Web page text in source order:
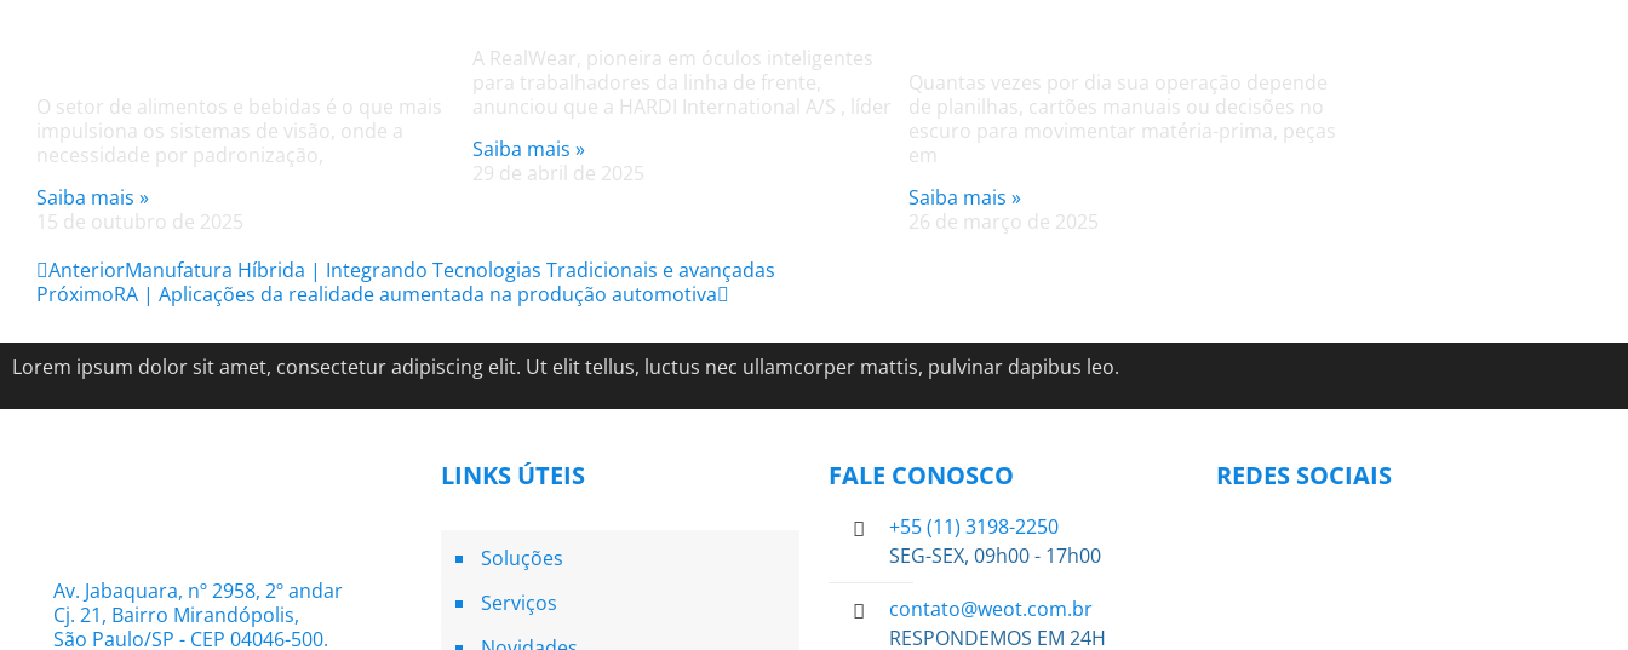
O setor de alimentos e bebidas é o que mais
impulsiona os sistemas de visão, onde a
necessidade por padronização,
Saiba mais »
15 de outubro de 2025
A RealWear, pioneira em óculos inteligentes
para trabalhadores da linha de frente,
anunciou que a HARDI International A/S , líder
Saiba mais »
29 de abril de 2025
Quantas vezes por dia sua operação depende
de planilhas, cartões manuais ou decisões no
escuro para movimentar matéria-prima, peças
em
Saiba mais »
26 de março de 2025
AnteriorManufatura Híbrida | Integrando Tecnologias Tradicionais e avançadas
PróximoRA | Aplicações da realidade aumentada na produção automotiva
Lorem ipsum dolor sit amet, consectetur adipiscing elit. Ut elit tellus, luctus nec ullamcorper mattis, pulvinar dapibus leo.
Av. Jabaquara, nº 2958, 2º andar
Cj. 21, Bairro Mirandópolis,
São Paulo/SP - CEP 04046-500.
LINKS ÚTEIS
Soluções
Serviços
FALE CONOSCO
+55 (11) 3198-2250
SEG-SEX, 09h00 - 17h00
contato@weot.com.br
RESPONDEMOS EM 24H
REDES SOCIAIS